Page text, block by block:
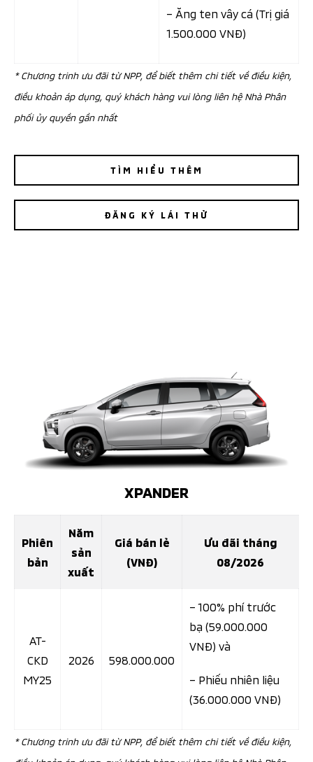
– Ăng ten vây cá (Trị giá
1.500.000 VNĐ)
* Chương trinh ưu đãi từ NPP, để biết thêm chi tiết về điều kiện,
điều khoản áp dụng, quý khách hàng vui lòng liên hệ Nhà Phân
phối ủy quyền gần nhất
TÌM HIỂU THÊM
ĐĂNG KÝ LÁI THỬ
XPANDER
Phiên
bản
Năm
sản
xuất
Giá bán lẻ
(VNĐ)
Ưu đãi tháng
08/2026
AT-
CKD
MY25
2026 598.000.000
– 100% phí trước
bạ (59.000.000
VNĐ) và
– Phiếu nhiên liệu
(36.000.000 VNĐ)
* Chương trinh ưu đãi từ NPP, để biết thêm chi tiết về điều kiện,